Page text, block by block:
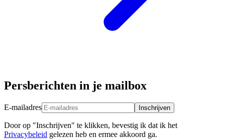
Persberichten in je mailbox
E-mailadres Inschrijven
Door op "Inschrijven" te klikken, bevestig ik dat ik het
Privacybeleid gelezen heb en ermee akkoord ga.